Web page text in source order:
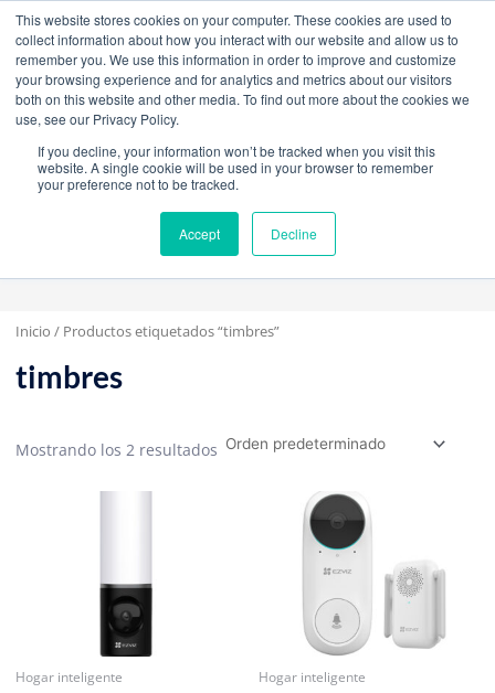
This website stores cookies on your computer. These cookies are used to
collect information about how you interact with our website and allow us to
remember you. We use this information in order to improve and customize
your browsing experience and for analytics and metrics about our visitors
both on this website and other media. To find out more about the cookies we
use, see our Privacy Policy.
If you decline, your information won’t be tracked when you visit this
website. A single cookie will be used in your browser to remember
your preference not to be tracked.
Accept Decline
W
h
a
t
s
a
p
F
a
c
e
b
k
Y
o
u
t
u
I
n
s
t
a
a
m
L
i
n
k
e
n
mercadeo@grupoeib.com WhatsApp:+57
3103229640PBX:+ 601 342 80 45
BLOG CONTACTO
Inicio / Productos etiquetados “timbres”
timbres
Mostrando los 2 resultados
Hogar inteligente Hogar inteligente